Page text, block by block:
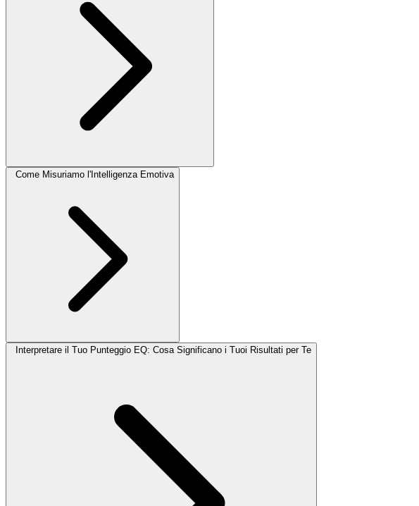
Come Misuriamo l'Intelligenza Emotiva
Interpretare il Tuo Punteggio EQ: Cosa Significano i Tuoi Risultati per Te